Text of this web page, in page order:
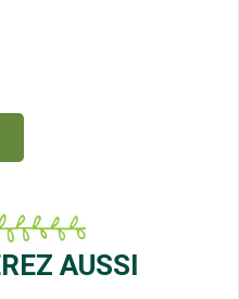
AUSSI